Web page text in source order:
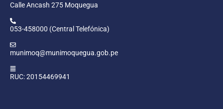
Calle Ancash 275 Moquegua
053-458000 (Central Telefónica)
munimoq@munimoquegua.gob.pe
RUC: 20154469941